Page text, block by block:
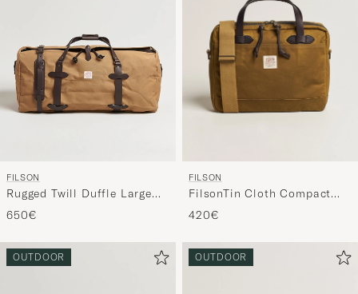
FILSON
Rugged Twill Duffle Large
Tan
650€
FILSON
FilsonTin Cloth Compact
BriefcaseDark Tan
420€
OUTDOOR OUTDOOR